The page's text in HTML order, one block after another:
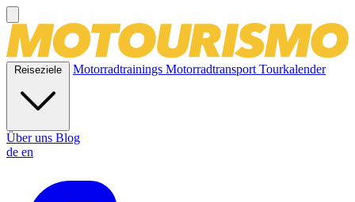
Reiseziele Motorradtrainings MotorradtransportTourkalender
Über uns Blog
de en